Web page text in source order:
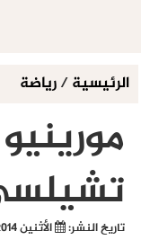
الرئيسية/رياضة
تاريخ النشر: الأثنين 31/03/2014